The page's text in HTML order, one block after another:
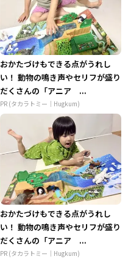
おかたづけもできる点がうれし
い！ 動物の鳴き声やセリフが盛り
だくさんの「アニア ...
PR (タカラトミー｜Hugkum)
おかたづけもできる点がうれし
い！ 動物の鳴き声やセリフが盛り
だくさんの「アニア ...
PR (タカラトミー｜Hugkum)